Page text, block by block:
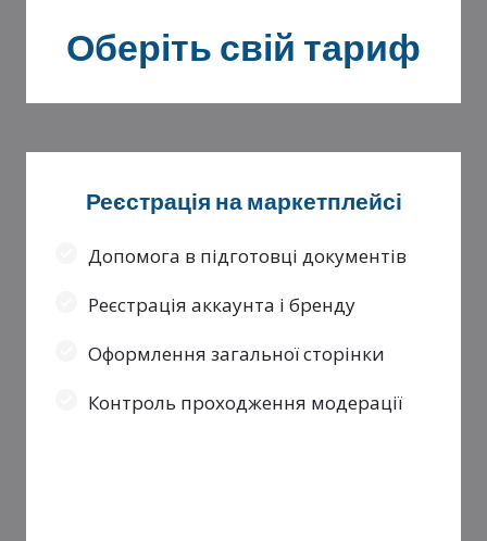
Оберіть свій тариф
Реєстрація на маркетплейсі
Допомога в підготовці документів
Реєстрація аккаунта і бренду
Оформлення загальної сторінки
Контроль проходження модерації